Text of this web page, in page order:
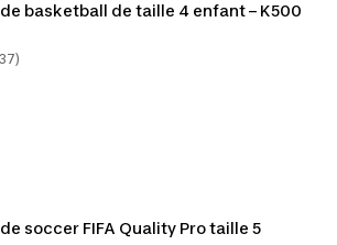
de basketball de taille 4 enfant – K500
soccer FIFA Quality Pro taille 5